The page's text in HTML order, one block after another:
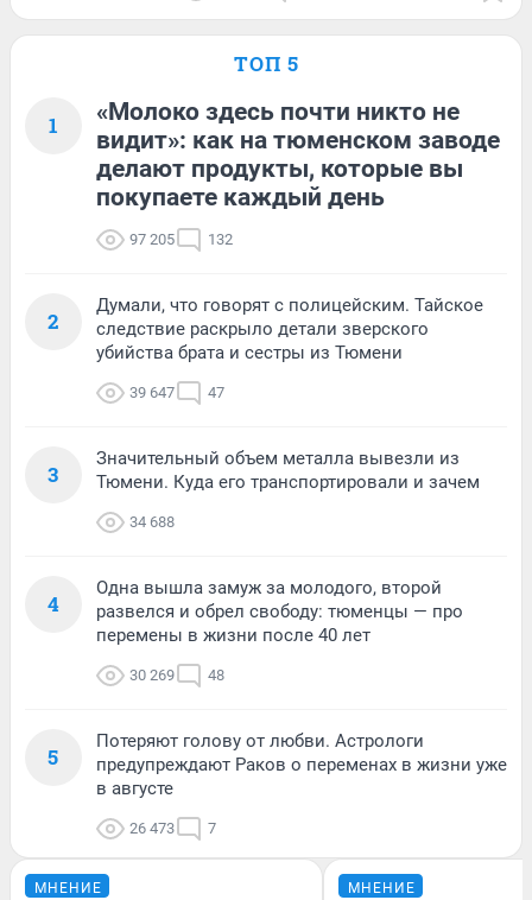
ТОП 5
1
«Молоко здесь почти никто не
видит»: как на тюменском заводе
делают продукты, которые вы
покупаете каждый день
97 205 132
2
Думали, что говорят с полицейским. Тайское
следствие раскрыло детали зверского
убийства брата и сестры из Тюмени
39 647 47
3
Значительный объем металла вывезли из
Тюмени. Куда его транспортировали и зачем
34 688
4
Одна вышла замуж за молодого, второй
развелся и обрел свободу: тюменцы — про
перемены в жизни после 40 лет
30 269 48
5
Потеряют голову от любви. Астрологи
предупреждают Раков о переменах в жизни уже
в августе
26 473 7
МНЕНИЕ МНЕНИЕ